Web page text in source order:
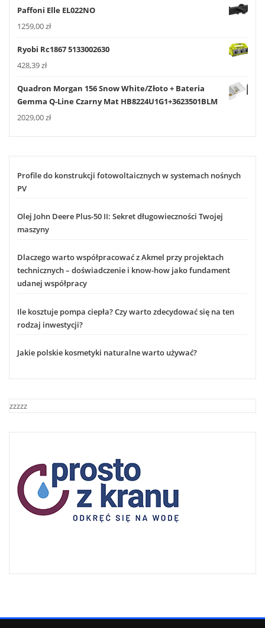
Paffoni Elle EL022NO
1259,00zł
Ryobi Rc1867 5133002630
428,39zł
Quadron Morgan 156 Snow White/Złoto + Bateria
Gemma Q-Line Czarny Mat HB8224U1G1+3623501BLM
2029,00zł
Profile do konstrukcji fotowoltaicznych w systemach nośnych
PV
Olej John Deere Plus-50 II: Sekret długowieczności Twojej
maszyny
Dlaczego warto współpracować z Akmel przy projektach
technicznych – doświadczenie i know-how jako fundament
udanej współpracy
Ile kosztuje pompa ciepła? Czy warto zdecydować się na ten
rodzaj inwestycji?
Jakie polskie kosmetyki naturalne warto używać?
zzzzz